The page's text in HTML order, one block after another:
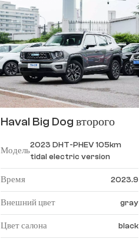
Haval Big Dog второго
2023 DHT-PHEV, 105-
электрическая версия
Модель
2023 DHT-PHEV 105km
tidal electric version
Время 2023.9
Внешний цвет gray
Цвет салона black